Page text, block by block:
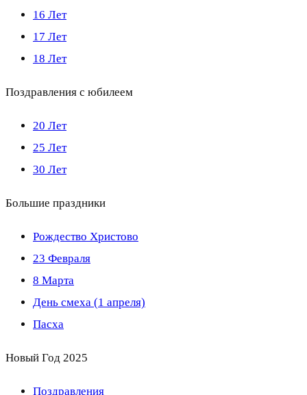
16 Лет
17 Лет
18 Лет
Поздравления с юбилеем
20 Лет
25 Лет
30 Лет
Большие праздники
Рождество Христово
23 Февраля
8 Марта
День смеха (1 апреля)
Пасха
Новый Год 2025
Поздравления